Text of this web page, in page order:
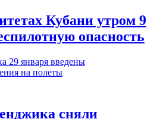
Кубани утром 9
опасность
сняли